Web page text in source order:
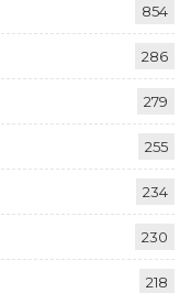
854
286
279
255
234
230
218